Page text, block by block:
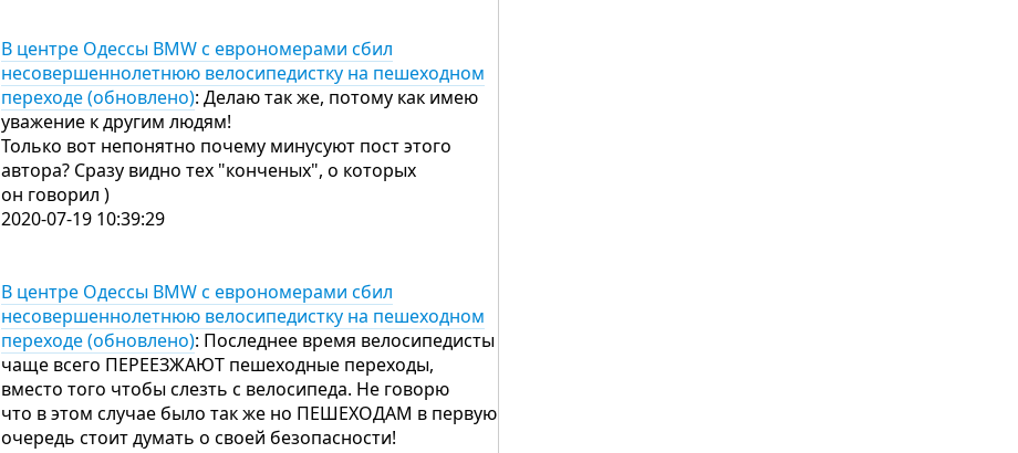
В центре Одессы BMW с еврономерами сбил
несовершеннолетнюю велосипедистку на пешеходном
переходе (обновлено): Делаю так же, потому как имею
уважение к другим людям!
Только вот непонятно почему минусуют пост этого
автора? Сразу видно тех "конченых", о которых
он говорил )
2020-07-19 10:39:29
В центре Одессы BMW с еврономерами сбил
несовершеннолетнюю велосипедистку на пешеходном
переходе (обновлено): Последнее время велосипедисты
чаще всего ПЕРЕЕЗЖАЮТ пешеходные переходы,
вместо того чтобы слезть с велосипеда. Не говорю
что в этом случае было так же но ПЕШЕХОДАМ в первую
очередь стоит думать о своей безопасности!